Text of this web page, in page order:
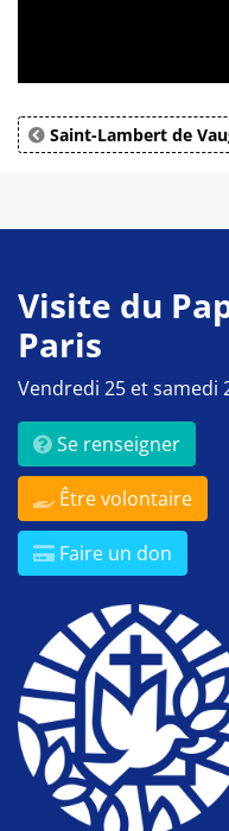
Saint-Lambert de
Visite du
Paris
Vendredi 25 et samedi
Se renseigner
Être volontaire
Faire un don